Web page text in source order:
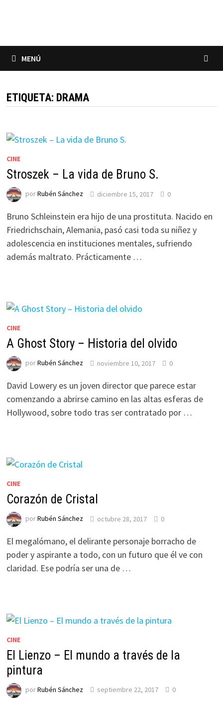
MENÚ
ETIQUETA: DRAMA
CINE
Stroszek – La vida de Bruno S.
porRubén Sánchez diciembre 15, 2017 0
Bruno Schleinstein era hijo de una prostituta. Nacido en
Friedrichschain, Alemania, pasó casi toda su niñez y
adolescencia en instituciones mentales, sufriendo
además maltrato. Prácticamente …
CINE
A Ghost Story – Historia del olvido
porRubén Sánchez noviembre 10, 2017 0
David Lowery es un joven director que parece estar
comenzando a abrirse camino en las altas esferas de
Hollywood, sobre todo tras ser contratado por …
CINE
Corazón de Cristal
porRubén Sánchez octubre 28, 2017 0
El megalómano, el delirante personaje borracho de
poder y aspirante a todo, con un futuro que él ve con
claridad. Ese podría ser una de …
CINE
El Lienzo – El mundo a través de la
pintura
porRubén Sánchez septiembre 22, 2017 0